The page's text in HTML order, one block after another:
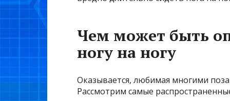
Чем может быть
ногу на ногу
Оказывается, любимая многими
Рассмотрим самые